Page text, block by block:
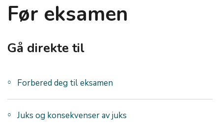
Før eksamen
Gå direkte til
Forbered deg til eksamen
Juks og konsekvenser av juks